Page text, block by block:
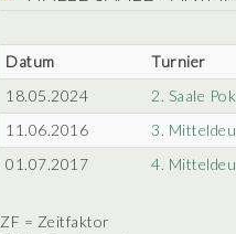
Datum Turnier
18.05.2024
2. Saale
11.06.2016
3.
01.07.2017
4.
ZF = Zeitfaktor